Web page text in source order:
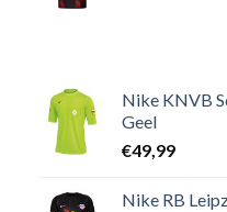
Nike KNVB
Geel
€49,99
Nike RB